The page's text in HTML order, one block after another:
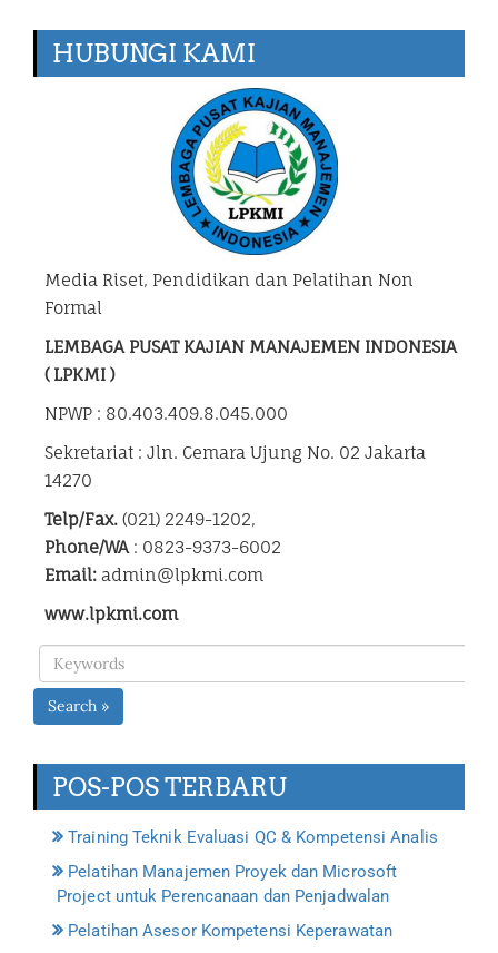
HUBUNGI KAMI
Media Riset, Pendidikan dan Pelatihan Non
Formal
LEMBAGA PUSAT KAJIAN MANAJEMEN INDONESIA
( LPKMI )
NPWP : 80.403.409.8.045.000
Sekretariat : Jln. Cemara Ujung No. 02 Jakarta
14270
Telp/Fax. (021) 2249-1202,
Phone/WA : 0823-9373-6002
Email: admin@lpkmi.com
www.lpkmi.com
Search »
POS-POS TERBARU
Training Teknik Evaluasi QC & Kompetensi Analis
Pelatihan Manajemen Proyek dan Microsoft
Project untuk Perencanaan dan Penjadwalan
Pelatihan Asesor Kompetensi Keperawatan